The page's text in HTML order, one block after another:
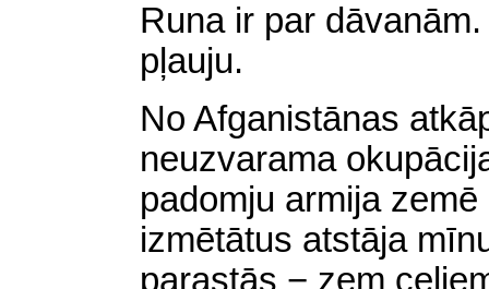
Runa ir par
pļauju.
No Afganistānas
neuzvarama
padomju armija
izmētātus atstāja
parastās − zem